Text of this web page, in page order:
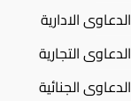
الدعاوى الادارية
الدعاوى التجارية
الدعاوى الجنائية